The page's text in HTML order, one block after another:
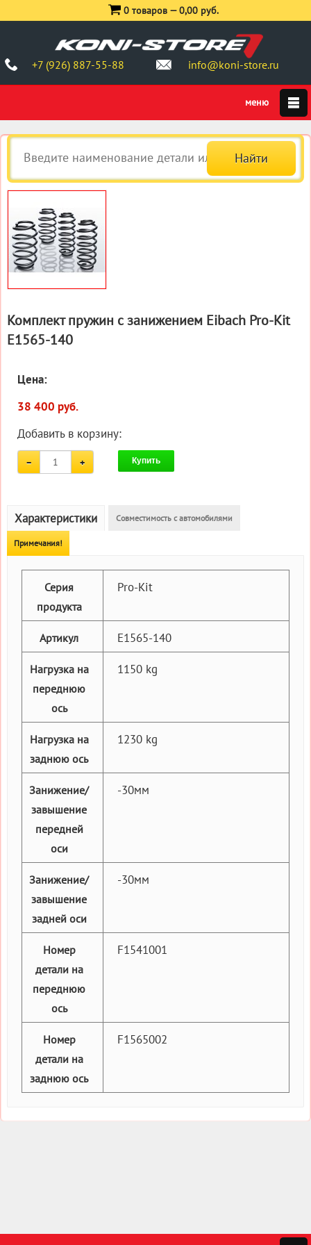
+7 (926) 887-55-88 info@koni-store.ru
0 товаров —0,00 руб.
Комплект пружин с занижением Eibach Pro-Kit
E1565-140
Цена:
38 400 руб.
Добавить в корзину:
Купить
Характеристики Совместимость с автомобилями
Примечания!
Серия
продукта
Pro-Kit
Артикул E1565-140
Нагрузка на
переднюю
ось
1150 kg
Нагрузка на
заднюю ось
1230 kg
Занижение/
завышение
передней
оси
-30мм
Занижение/
завышение
задней оси
-30мм
Номер
детали на
переднюю
ось
F1541001
Номер
детали на
заднюю ось
F1565002